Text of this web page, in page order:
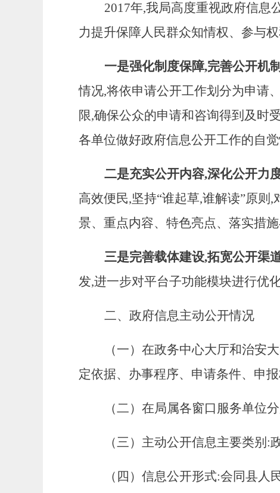
2017年,我局高度重视政府信息
力提升保障人民群众知情权、参与
一是强化制度保障,完善公开机制
情况,将依申请公开工作划分为申请
限,确保公众的申请和咨询得到及时
各单位做好政府信息公开工作的自
二是充实公开内容,深化公开力度
高效便民,坚持“谁起草,谁解读”原
景、重点内容、特色亮点、落实措
三是完善载体建设,拓宽公开渠道
发,进一步对平台子功能模块进行优
二、政府信息主动公开情况
（一）在政务中心大厅和治安
定依据、办事程序、申请条件、申
（二）在局属各窗口服务单位
（三）主动公开信息主要类别:
（四）信息公开形式:会同县人